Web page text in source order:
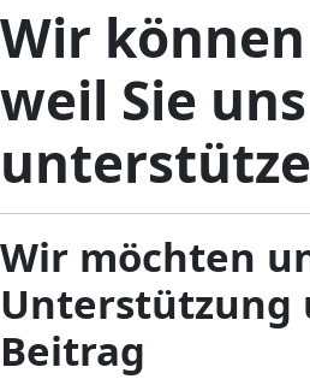
Wir
weil Sie uns
Wir möchten
Unterstützung
Beitrag